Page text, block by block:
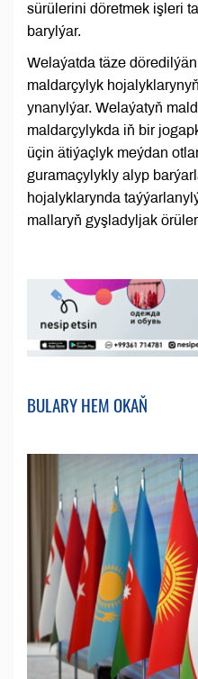
sürülerini döretmek işleri
barylýar.
Welaýatda täze
maldarçylyk
ynanylýar. Welaýatyň
maldarçylykda iň bir
üçin ätiýaçlyk meýdan
guramaçylykly alyp
hojalyklarynda
mallaryň gyşladyljak
BULARY HEM OKAŇ